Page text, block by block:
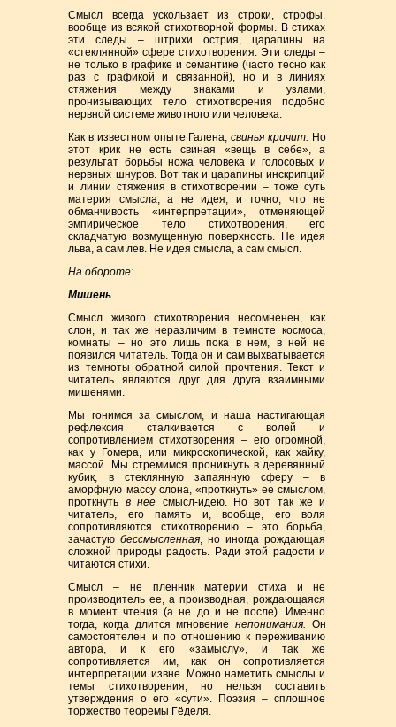
Смысл всегда ускользает из строки, строфы,
вообще из всякой стихотворной формы. В стихах
эти следы – штрихи острия, царапины на
«стеклянной» сфере стихотворения. Эти следы –
не только в графике и семантике (часто тесно как
раз с графикой и связанной), но и в линиях
стяжения между знаками и узлами,
пронизывающих тело стихотворения подобно
нервной системе животного или человека.
Как в известном опыте Галена,свинья кричит. Но
этот крик не есть свиная «вещь в себе», а
результат борьбы ножа человека и голосовых и
нервных шнуров. Вот так и царапины инскрипций
и линии стяжения в стихотворении – тоже суть
материя смысла, а не идея, и точно, что не
обманчивость «интерпретации», отменяющей
эмпирическое тело стихотворения, его
складчатую возмущенную поверхность. Не идея
льва, а сам лев. Не идея смысла, а сам смысл.
На обороте:
Мишень
Смысл живого стихотворения несомненен, как
слон, и так же неразличим в темноте космоса,
комнаты – но это лишь пока в нем, в ней не
появился читатель. Тогда он и сам выхватывается
из темноты обратной силой прочтения. Текст и
читатель являются друг для друга взаимными
мишенями.
Мы гонимся за смыслом, и наша настигающая
рефлексия сталкивается с волей и
сопротивлением стихотворения – его огромной,
как у Гомера, или микроскопической, как хайку,
массой. Мы стремимся проникнуть в деревянный
кубик, в стеклянную запаянную сферу – в
аморфную массу слона, «проткнуть» ее смыслом,
проткнуть в нее смысл-идею. Но вот так же и
читатель, его память и, вообще, его воля
сопротивляются стихотворению – это борьба,
зачастуюбессмысленная, но иногда рождающая
сложной природы радость. Ради этой радости и
читаются стихи.
Смысл – не пленник материи стиха и не
производитель ее, а производная, рождающаяся
в момент чтения (а не до и не после). Именно
тогда, когда длится мгновение непонимания. Он
самостоятелен и по отношению к переживанию
автора, и к его «замыслу», и так же
сопротивляется им, как он сопротивляется
интерпретации извне. Можно наметить смыслы и
темы стихотворения, но нельзя составить
утверждения о его «сути». Поэзия – сплошное
торжество теоремы Гёделя.